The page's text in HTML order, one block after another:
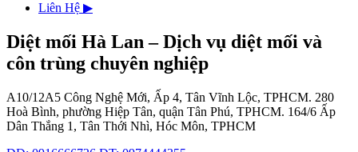
Liên Hệ ▶
Diệt mối Hà Lan – Dịch vụ diệt mối và
côn trùng chuyên nghiệp
A10/12A5 Công Nghệ Mới, Ấp 4, Tân Vĩnh Lộc, TPHCM. 280
Hoà Bình, phường Hiệp Tân, quận Tân Phú, TPHCM. 164/6 Ấp
Dân Thắng 1, Tân Thới Nhì, Hóc Môn, TPHCM